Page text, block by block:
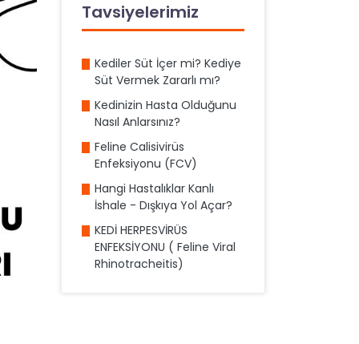
Tavsiyelerimiz
Kediler Süt İçer mi? Kediye
Süt Vermek Zararlı mı?
Kedinizin Hasta Olduğunu
Nasıl Anlarsınız?
Feline Calisivirüs
Enfeksiyonu (FCV)
Hangi Hastalıklar Kanlı
İshale - Dışkıya Yol Açar?
KEDİ HERPESVİRÜS
ENFEKSİYONU ( Feline Viral
Rhinotracheitis)